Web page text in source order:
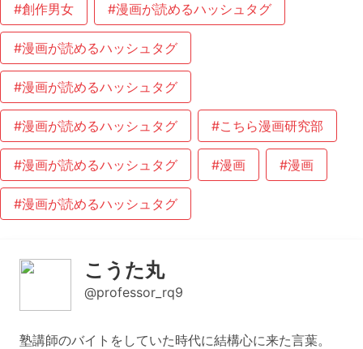
#創作男女 #漫画が読めるハッシュタグ
#漫画が読めるハッシュタグ
#漫画が読めるハッシュタグ
#漫画が読めるハッシュタグ #こちら漫画研究部
#漫画が読めるハッシュタグ #漫画 #漫画
#漫画が読めるハッシュタグ
こうた丸
@professor_rq9
塾講師のバイトをしていた時代に結構心に来た言葉。